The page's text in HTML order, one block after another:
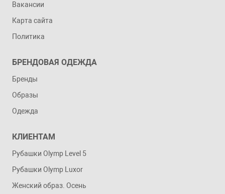
Вакансии
Карта сайта
Политика
БРЕНДОВАЯ ОДЕЖДА
Бренды
Образы
Одежда
КЛИЕНТАМ
Рубашки Olymp Level 5
Рубашки Olymp Luxor
Женский образ. Осень